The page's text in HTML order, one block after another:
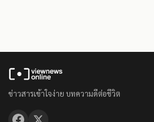
ข่าวสารเข้าใจง่าย บทความดีต่อชีวิต